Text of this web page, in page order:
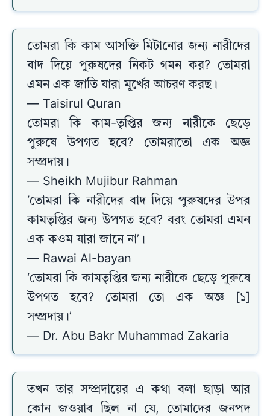
তোমরা কি কাম আসক্তি মিটানোর জন্য নারীদের
বাদ দিয়ে পুরুষদের নিকট গমন কর? তোমরা
এমন এক জাতি যারা মূর্খের আচরণ করছ।
— Taisirul Quran
তোমরা কি কাম-তৃপ্তির জন্য নারীকে ছেড়ে
পুরুষে উপগত হবে? তোমরাতো এক অজ্ঞ
সম্প্রদায়।
— Sheikh Mujibur Rahman
‘তোমরা কি নারীদের বাদ দিয়ে পুরুষদের উপর
কামতৃপ্তির জন্য উপগত হবে? বরং তোমরা এমন
এক কওম যারা জানে না’।
— Rawai Al-bayan
‘তোমরা কি কামতৃপ্তির জন্য নারীকে ছেড়ে পুরুষে
উপগত হবে? তোমরা তো এক অজ্ঞ [১]
সম্প্রদায়।’
— Dr. Abu Bakr Muhammad Zakaria
তখন তার সম্প্রদায়ের এ কথা বলা ছাড়া আর
কোন জওয়াব ছিল না যে, তোমাদের জনপদ